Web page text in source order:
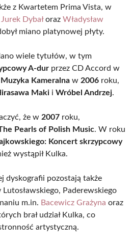
z Kwartetem Prima Vista, w
Jurek Dybałoraz Władysław
miano platynowej płyty.
wiele tytułów, w tym
A-dur przez CD Accord w
Kameralna w 2006 roku,
Maki i Wróbel Andrzej.
że w 2007 roku,
Pearls of Polish Music. W roku
Koncert skrzypcowy
wystąpił Kulka.
dyskografii pozostają także
Paderewskiego
m.in. Bacewicz Grażyna oraz
brał udział Kulka, co
artystyczną.